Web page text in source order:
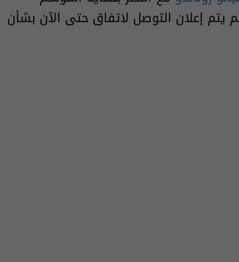
2024-2025، ولم يتم إعلان التوصل لاتفاق حتى الآن بشأن